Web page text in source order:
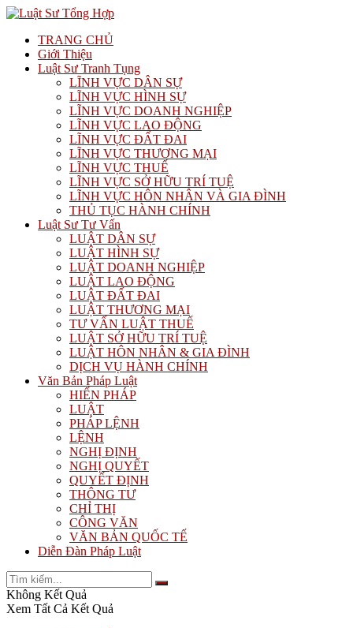
TRANG CHỦ
Giới Thiệu
Luật Sư Tranh Tụng
LĨNH VỰC DÂN SỰ
LĨNH VỰC HÌNH SỰ
LĨNH VỰC DOANH NGHIỆP
LĨNH VỰC LAO ĐỘNG
LĨNH VỰC ĐẤT ĐAI
LĨNH VỰC THƯƠNG MẠI
LĨNH VỰC THUẾ
LĨNH VỰC SỞ HỮU TRÍ TUỆ
LĨNH VỰC HÔN NHÂN VÀ GIA ĐÌNH
THỦ TỤC HÀNH CHÍNH
Luật Sư Tư Vấn
LUẬT DÂN SỰ
LUẬT HÌNH SỰ
LUẬT DOANH NGHIỆP
LUẬT LAO ĐỘNG
LUẬT ĐẤT ĐAI
LUẬT THƯƠNG MẠI
TƯ VẤN LUẬT THUẾ
LUẬT SỞ HỮU TRÍ TUỆ
LUẬT HÔN NHÂN & GIA ĐÌNH
DỊCH VỤ HÀNH CHÍNH
Văn Bản Pháp Luật
HIẾN PHÁP
LUẬT
PHÁP LỆNH
LỆNH
NGHỊ ĐỊNH
NGHỊ QUYẾT
QUYẾT ĐỊNH
THÔNG TƯ
CHỈ THỊ
CÔNG VĂN
VĂN BẢN QUỐC TẾ
Diễn Đàn Pháp Luật
Không Kết Quả
Xem Tất Cả Kết Quả